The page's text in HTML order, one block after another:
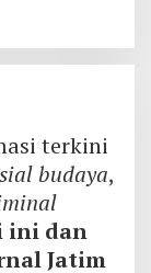
terkini
budaya,
ini dan
Jatim